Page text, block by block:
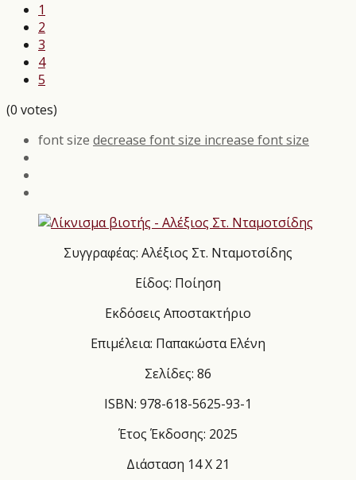
1
2
3
4
5
(0 votes)
font size decrease font size increase font size
Συγγραφέας: Αλέξιος Στ. Νταμοτσίδης
Είδος: Ποίηση
Εκδόσεις Αποστακτήριο
Επιμέλεια: Παπακώστα Ελένη
Σελίδες: 86
ISBN: 978-618-5625-93-1
Έτος Έκδοσης: 2025
Διάσταση 14 Χ 21